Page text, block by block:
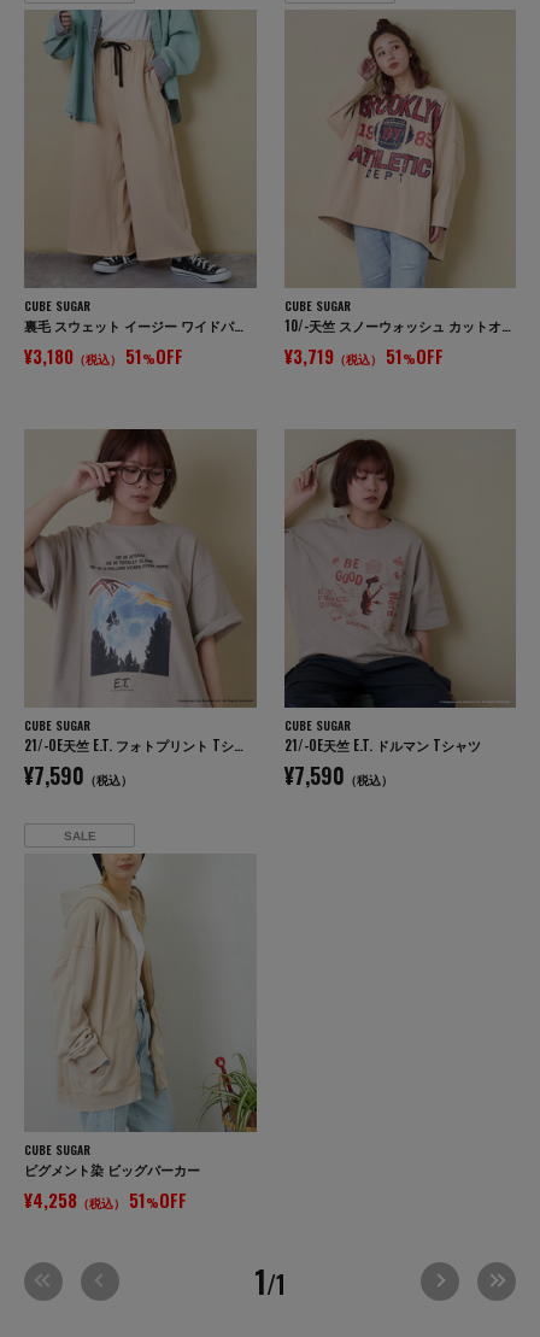
CUBE SUGAR
裏毛 スウェット イージー ワイドパンツ
¥3,180 （税込） 51%OFF
CUBE SUGAR
10/-天竺 スノーウォッシュ カットオフ Vネック プルオーバー
¥3,719（税込） 51%OFF
CUBE SUGAR
21/-OE天竺 E.T. フォトプリント Tシャツ
¥7,590 （税込）
CUBE SUGAR
21/-OE天竺 E.T. ドルマン Tシャツ
¥7,590 （税込）
SALE
CUBE SUGAR
ピグメント染 ビッグパーカー
¥4,258 （税込） 51%OFF
1/1